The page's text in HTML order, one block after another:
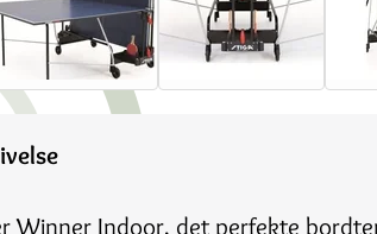
Winner Indoor, det perfekte